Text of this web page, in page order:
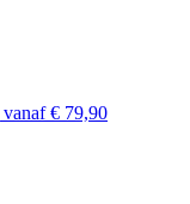
vanaf € 79,90